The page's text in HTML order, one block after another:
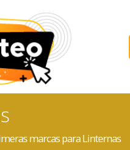
marcas para Linternas